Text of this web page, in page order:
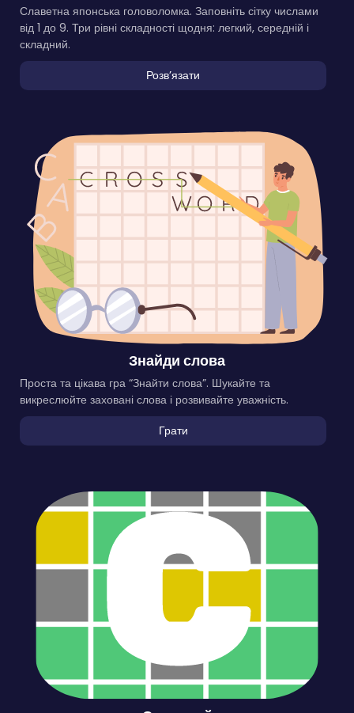
Славетна японська головоломка. Заповніть сітку числами
від 1 до 9. Три рівні складності щодня: легкий, середній і
складний.
Розвʼязати
Знайди слова
Проста та цікава гра “Знайти слова”. Шукайте та
викреслюйте заховані слова і розвивайте уважність.
Грати